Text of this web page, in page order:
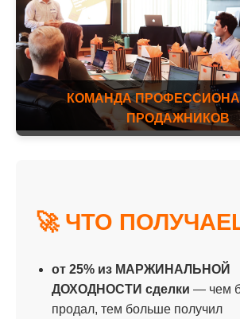
КОМАНДА
ПРОДАЖНИКОВ
🚀 ЧТО
от 25% из МАРЖИНАЛЬНОЙ
ДОХОДНОСТИ сделки — чем
продал, тем больше получил